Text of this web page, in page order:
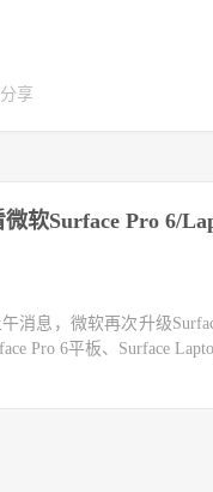
享
软Surface Pro 6/
消息，微软再次升级
Pro 6平板、Surface